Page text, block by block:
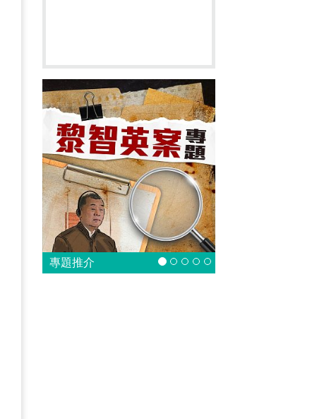
專題推介